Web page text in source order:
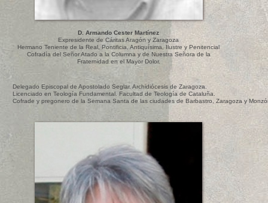
D. Armando Cester Martínez
Expresidente de Cáritas Aragón y Zaragoza
Hermano Teniente de la Real, Pontificia, Antiquísima, Ilustre y Penitencial
Cofradía del Señor Atado a la Columna y de Nuestra Señora de la
Fraternidad en el Mayor Dolor.
Delegado Episcopal de Apostolado Seglar. Archidiócesis de Zaragoza.
Licenciado en Teología Fundamental. Facultad de Teología de Cataluña.
Cofrade y pregonero de la Semana Santa de las ciudades de Barbastro, Zaragoza y